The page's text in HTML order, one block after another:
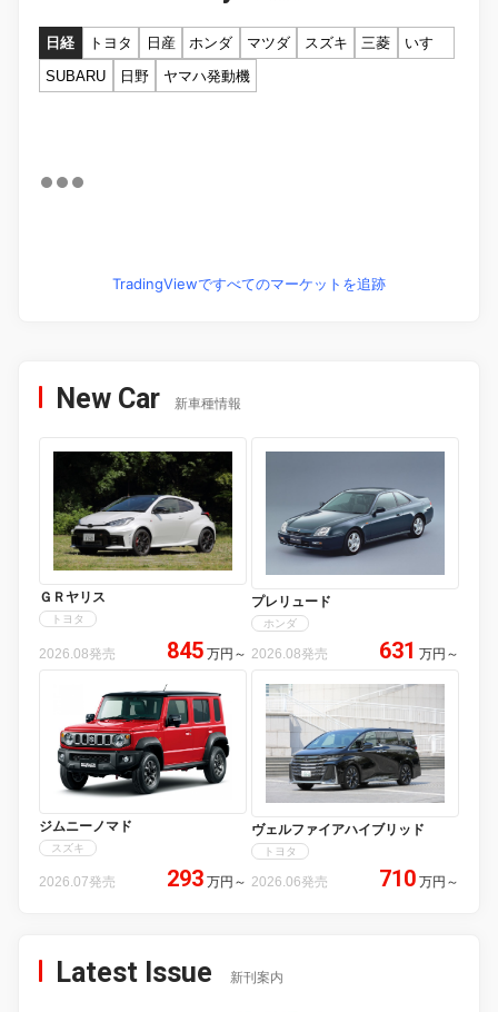
日経 トヨタ 日産 ホンダ マツダ スズキ 三菱
いすゞ
SUBARU
日野 ヤマハ発動機
TradingViewですべてのマーケットを追跡
New Car 新車種情報
ＧＲヤリス
トヨタ
2026.08発売 845 万円 ～
プレリュード
ホンダ
2026.08発売 631 万円 ～
ジムニーノマド
スズキ
2026.07発売 293 万円 ～
ヴェルファイアハイブリッド
トヨタ
2026.06発売 710 万円 ～
Latest Issue 新刊案内